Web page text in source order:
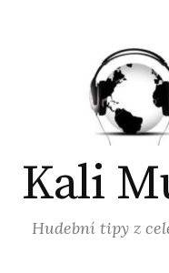
Kali
Hudební tipy z